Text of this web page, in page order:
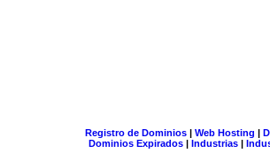
Registro de Dominios| Web Hosting |
Dominios Expirados | Industrias |